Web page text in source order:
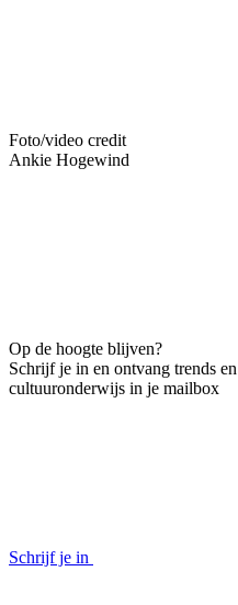
Foto/video credit
Ankie Hogewind
Op de hoogte blijven?
Schrijf je in en ontvang trends
cultuuronderwijs in je mailbox
Schrijf je in